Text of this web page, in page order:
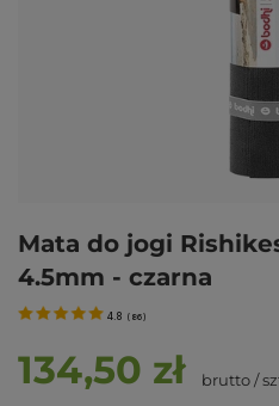
Mata do jogi
4.5mm - czarna
4.8 ( 86)
134,50 zł brutto/